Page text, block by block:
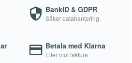
BankID & GDPR
Säker datahantering
Betala med Klarna
Eller mot faktura